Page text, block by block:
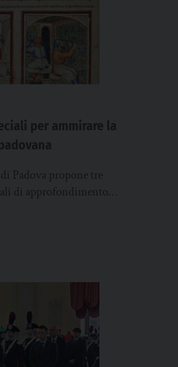
per ammirare la
Padova propone tre
di approfondimento
suoi...